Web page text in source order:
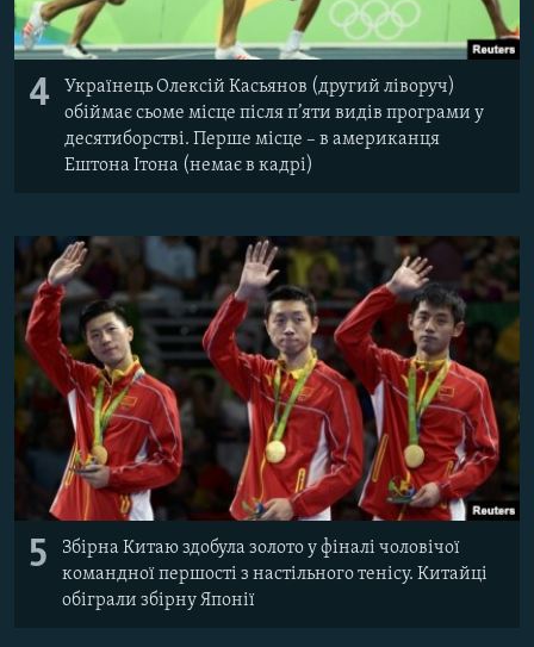
4
Українець Олексій Касьянов (другий ліворуч)
обіймає сьоме місце після п’яти видів програми у
десятиборстві. Перше місце – в американця
Ештона Ітона (немає в кадрі)
5
Збірна Китаю здобула золото у фіналі чоловічої
командної першості з настільного тенісу. Китайці
обіграли збірну Японії